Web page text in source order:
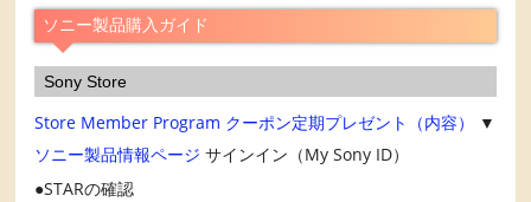
ブ
ソニー製品購入ガイド
Sony Store
Store Member Program クーポン定期プレゼント（内容）
▼
ソニー製品情報ページ サインイン（My Sony ID）
STARの確認